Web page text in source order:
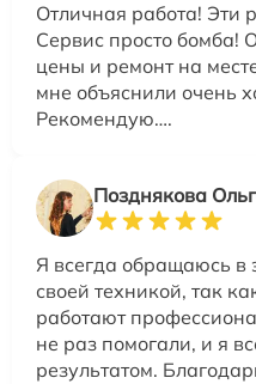
Отличная работа! Эти
Сервис просто бомба!
цены и ремонт на
мне объяснили очень
Рекомендую….
Позднякова
Я всегда обращаюсь в
своей техникой, так
работают
не раз помогали, и я
результатом.